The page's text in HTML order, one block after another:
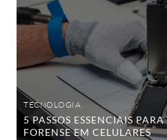
realizar
a
perícia
forense
celulares
TECNOLOGIA
5 PASSOS ESSENCIAIS
FORENSE EM CELULARES